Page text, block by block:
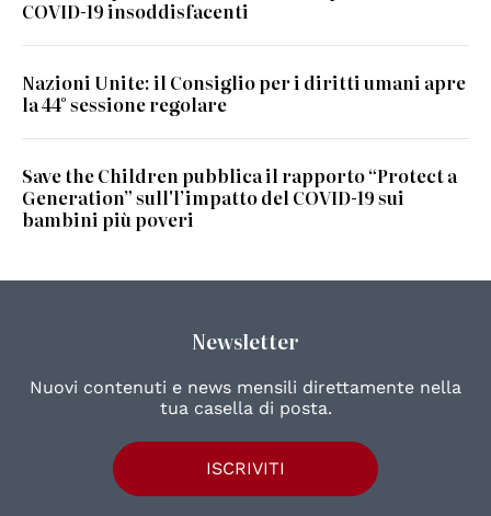
COVID-19 insoddisfacenti
Nazioni Unite: il Consiglio per i diritti umani apre
la 44° sessione regolare
Save the Children pubblica il rapporto “Protect a
Generation” sull'l’impatto del COVID-19 sui
bambini più poveri
Newsletter
Nuovi contenuti e news mensili direttamente nella
tua casella di posta.
ISCRIVITI